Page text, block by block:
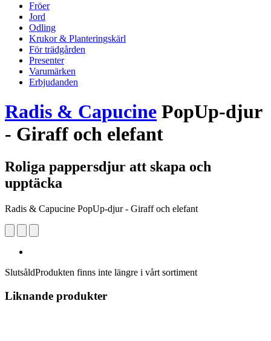
Fröer
Jord
Odling
Krukor & Planteringskärl
För trädgården
Presenter
Varumärken
Erbjudanden
Radis & Capucine PopUp-djur
- Giraff och elefant
Roliga pappersdjur att skapa och
upptäcka
Radis & Capucine PopUp-djur - Giraff och elefant
SlutsåldProdukten finns inte längre i vårt sortiment
Liknande produkter